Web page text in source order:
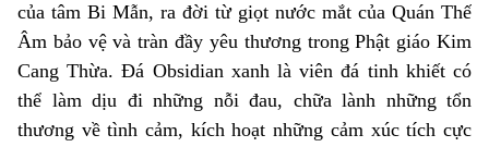
của tâm Bi Mẫn, ra đời từ giọt nước mắt của Quán Thế
Âm bảo vệ và tràn đầy yêu thương trong Phật giáo Kim
Cang Thừa. Đá Obsidian xanh là viên đá tinh khiết có
thể làm dịu đi những nỗi đau, chữa lành những tổn
thương về tình cảm, kích hoạt những cảm xúc tích cực